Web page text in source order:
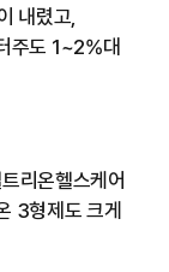
내렸고,
주도 1~2%대
리온헬스케어
3형제도 크게